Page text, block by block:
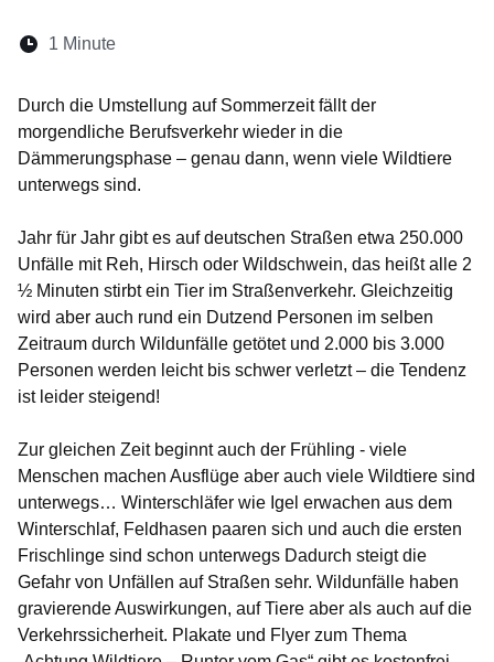
Lesedauer:
1 Minute
Durch die Umstellung auf Sommerzeit fällt der
morgendliche Berufsverkehr wieder in die
Dämmerungsphase – genau dann, wenn viele Wildtiere
unterwegs sind.
Jahr für Jahr gibt es auf deutschen Straßen etwa 250.000
Unfälle mit Reh, Hirsch oder Wildschwein, das heißt alle 2
½ Minuten stirbt ein Tier im Straßenverkehr. Gleichzeitig
wird aber auch rund ein Dutzend Personen im selben
Zeitraum durch Wildunfälle getötet und 2.000 bis 3.000
Personen werden leicht bis schwer verletzt – die Tendenz
ist leider steigend!
Zur gleichen Zeit beginnt auch der Frühling - viele
Menschen machen Ausflüge aber auch viele Wildtiere sind
unterwegs… Winterschläfer wie Igel erwachen aus dem
Winterschlaf, Feldhasen paaren sich und auch die ersten
Frischlinge sind schon unterwegs Dadurch steigt die
Gefahr von Unfällen auf Straßen sehr. Wildunfälle haben
gravierende Auswirkungen, auf Tiere aber als auch auf die
Verkehrssicherheit. Plakate und Flyer zum Thema